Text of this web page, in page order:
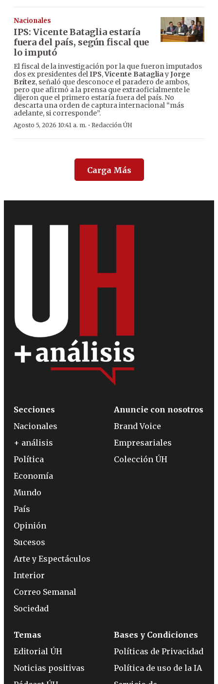
Nacionales
IPS: Vicente Bataglia estaría
fuera del país, según fiscal que
lo imputó
El fiscal de la investigación por la que fueron imputados
dos ex presidentes delIPS,Vicente BatagliayJorge
Brítez, señaló que desconoce el paradero de ambos,
pero que afirmó a la prensa que extraoficialmente le
dijeron que el primero estaría fuera del país. No
descarta una orden de captura internacional “más
adelante, si corresponde”.
Agosto 5, 2026 10:41 a. m. · Redacción ÚH
Carga Más
Secciones
Nacionales
+ análisis
Política
Economía
Mundo
País
Opinión
Sucesos
Arte y Espectáculos
Interior
Correo Semanal
Sociedad
Anuncie con nosotros
Brand Voice
Empresariales
Colección ÚH
Temas
Editorial ÚH
Noticias positivas
Bases y Condiciones
Políticas de Privacidad
Política de uso de la IA